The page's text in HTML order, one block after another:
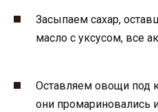
Засыпаем сахар,
масло с уксусом, все
Оставляем овощи под
они промариновались